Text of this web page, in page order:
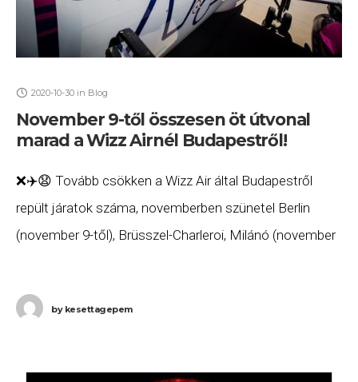
2020-10-30 in Blog
November 9-től összesen öt útvonal
marad a Wizz Airnél Budapestről!
❌✈️😧 Tovább csökken a Wizz Air által Budapestről
repült járatok száma, novemberben szünetel Berlin
(november 9-től), Brüsszel-Charleroi, Milánó (november
bykesettagepem